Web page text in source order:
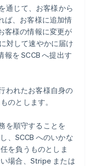
通じて、お客様から
ば、お客様に追加情
客様の情報に変更が
対して速やかに届け
を SCCB へ提出す
われたお客様自身の
のとします。
を順守することを
、SCCB へのいかな
を負うものとしま
場合、Stripe または